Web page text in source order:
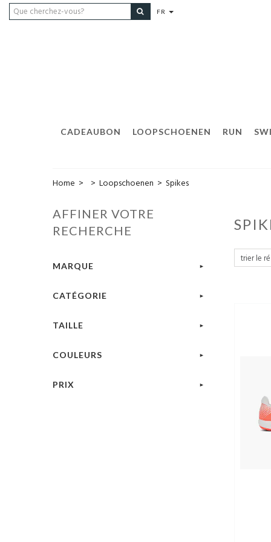
FR
CADEAUBON LOOPSCHOENEN RUN
Home > > Loopschoenen > Spikes
AFFINER VOTRE
RECHERCHE
MARQUE
CATÉGORIE
TAILLE
COULEURS
PRIX